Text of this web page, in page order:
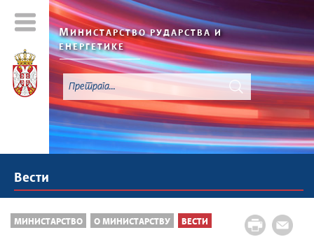
МИНИСТАРСТВО РУДАРСТВА И
ЕНЕРГЕТИКЕ
Вести
МИНИСТАРСТВО О МИНИСТАРСТВУ ВЕСТИ